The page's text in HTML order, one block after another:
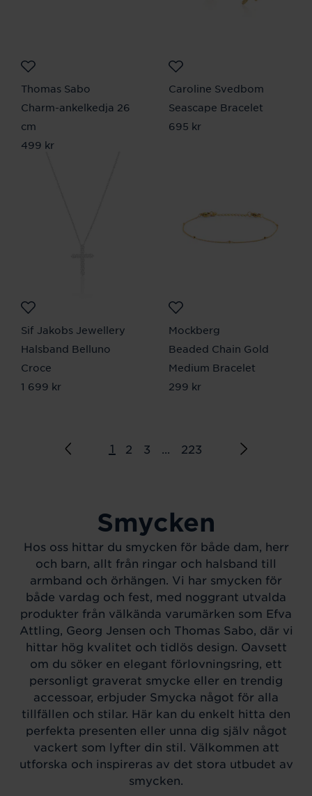
Thomas Sabo
Charm-ankelkedja 26
cm
Pris: 499 kr
499 kr
Caroline Svedbom
Seascape Bracelet
Pris:695 kr
695 kr
Sif Jakobs Jewellery
Halsband Belluno
Croce
Pris:1 699 kr
1 699 kr
Mockberg
Beaded Chain Gold
Medium Bracelet
Pris:299 kr
299 kr
1 2 3 ... 223
Smycken
Hos oss hittar du smycken för både dam, herr
och barn, allt från ringar och halsband till
armband och örhängen. Vi har smycken för
både vardag och fest, med noggrant utvalda
produkter från välkända varumärken som Efva
Attling, Georg Jensen och Thomas Sabo, där vi
hittar hög kvalitet och tidlös design. Oavsett
om du söker en elegant förlovningsring, ett
personligt graverat smycke eller en trendig
accessoar, erbjuder Smycka något för alla
tillfällen och stilar. Här kan du enkelt hitta den
perfekta presenten eller unna dig själv något
vackert som lyfter din stil. Välkommen att
utforska och inspireras av det stora utbudet av
smycken.